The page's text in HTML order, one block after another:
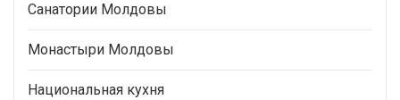
Санатории Молдовы
Монастыри Молдовы
Национальная кухня